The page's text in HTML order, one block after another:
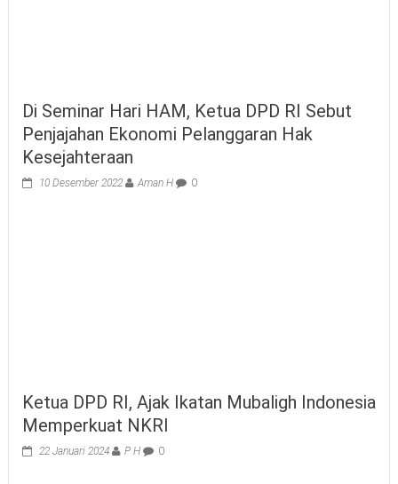
Di Seminar Hari HAM, Ketua DPD RI Sebut
Penjajahan Ekonomi Pelanggaran Hak
Kesejahteraan
10 Desember 2022 Aman H 0
Ketua DPD RI, Ajak Ikatan Mubaligh Indonesia
Memperkuat NKRI
22 Januari 2024 P H 0